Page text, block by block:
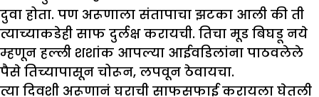
दुवा होता. पण अरूणाला संतापाचा झटका आली की ती
त्याच्याकडेही साफ दुर्लक्ष करायची. तिचा मूड बिघडू नये
म्हणून हल्ली शशांक आपल्या आईवडिलांना पाठवलेले
पैसे तिच्यापासून चोरून, लपवून ठेवायचा.
त्या दिवशी अरूणानं घराची साफसफाई करायला घेतली